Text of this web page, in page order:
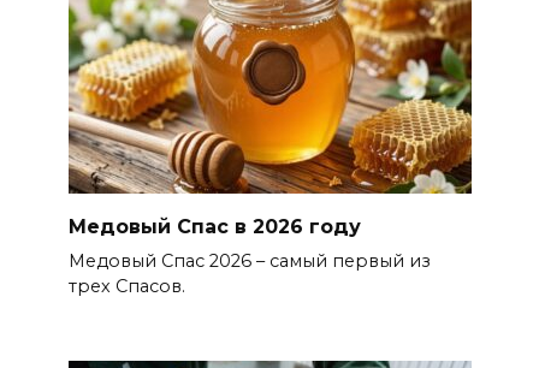
Медовый Спас в 2026 году
Медовый Спас 2026 – самый первый из
трех Спасов.